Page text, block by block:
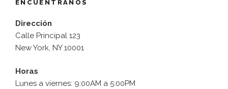
ENCUÉNTRANOS
Dirección
Calle Principal 123
New York, NY 10001
Horas
Lunes a viernes: 9:00AM a 5:00PM